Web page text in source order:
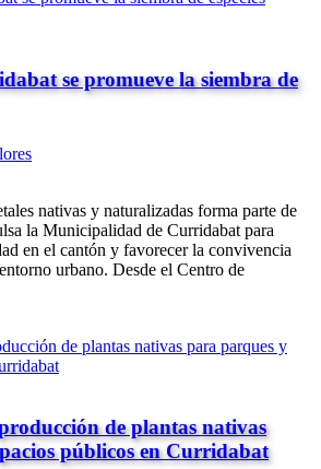
se promueve la siembra de
nativas y naturalizadas forma parte de
la Municipalidad de Curridabat para
en el cantón y favorecer la convivencia
urbano. Desde el Centro de
de plantas nativas
públicos en Curridabat